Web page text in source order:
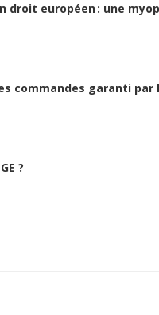
droit européen : une
commandes garanti par
?